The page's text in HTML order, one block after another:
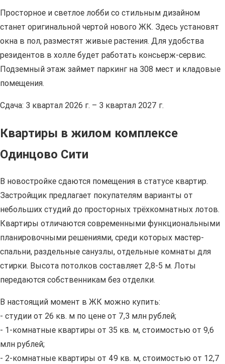
Просторное и светлое лобби со стильным дизайном
станет оригинальной чертой нового ЖК. Здесь установят
окна в пол, разместят живые растения. Для удобства
резидентов в холле будет работать консьерж-сервис.
Подземный этаж займет паркинг на 308 мест и кладовые
помещения.
Сдача: 3 квартал 2026 г. – 3 квартал 2027 г.
Квартиры в жилом комплексе
Одинцово Сити
В новостройке сдаются помещения в статусе квартир.
Застройщик предлагает покупателям варианты от
небольших студий до просторных трёхкомнатных лотов.
Квартиры отличаются современными функциональными
планировочными решениями, среди которых мастер-
спальни, раздельные санузлы, отдельные комнаты для
стирки. Высота потолков составляет 2,8-5 м. Лоты
передаются собственникам без отделки.
В настоящий момент в ЖК можно купить:
- студии от 26 кв. м по цене от 7,3 млн рублей;
- 1-комнатные квартиры от 35 кв. м, стоимостью от 9,6
млн рублей;
- 2-комнатные квартиры от 49 кв. м, стоимостью от 12,7